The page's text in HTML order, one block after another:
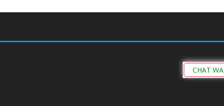
CHAT WA